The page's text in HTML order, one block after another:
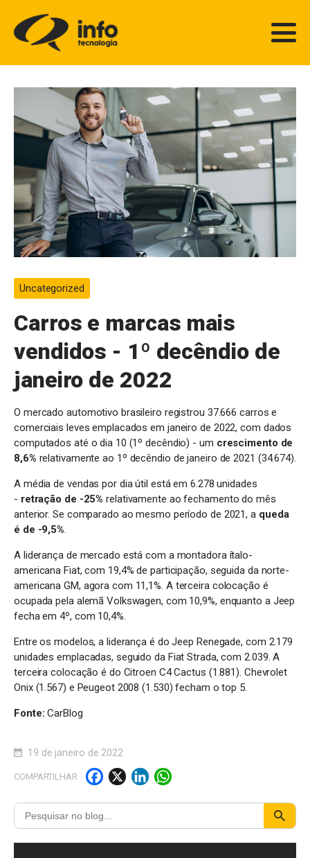
Uncategorized
Carros e marcas mais
vendidos - 1º decêndio de
janeiro de 2022
O mercado automotivo brasileiro registrou 37.666 carros e
comerciais leves emplacados em janeiro de 2022, com dados
computados até o dia 10 (1º decêndio) - um crescimento de
8,6% relativamente ao 1º decêndio de janeiro de 2021 (34.674).
A média de vendas por dia útil está em 6.278 unidades
- retração de -25% relativamente ao fechamento do mês
anterior. Se comparado ao mesmo período de 2021, a queda
é de -9,5%.
A liderança de mercado está com a montadora ítalo-
americana Fiat, com 19,4% de participação, seguida da norte-
americana GM, agora com 11,1%. A terceira colocação é
ocupada pela alemã Volkswagen, com 10,9%, enquanto a Jeep
fecha em 4º, com 10,4%.
Entre os modelos, a liderança é do Jeep Renegade, com 2.179
unidades emplacadas, seguido da Fiat Strada, com 2.039. A
terceira colocação é do Citroen C4 Cactus (1.881). Chevrolet
Onix (1.567) e Peugeot 2008 (1.530) fecham o top 5.
Fonte: CarBlog
19 de janeiro de 2022
COMPARTILHAR
F
a
c
e
X Li
n
k
e
W
h
a
t